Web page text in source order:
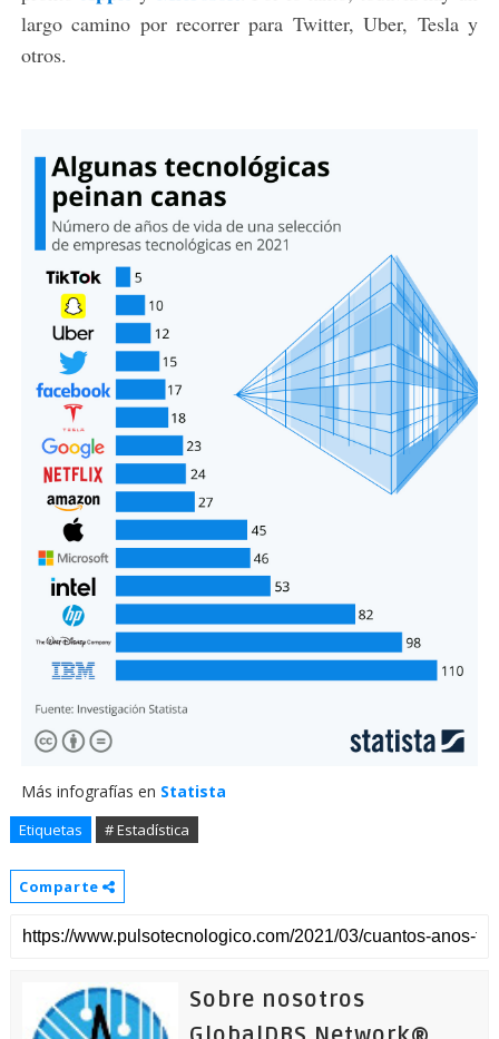
largo camino por recorrer para Twitter, Uber, Tesla y
otros.
Más infografías en Statista
Etiquetas # Estadística
Comparte
Sobre nosotros